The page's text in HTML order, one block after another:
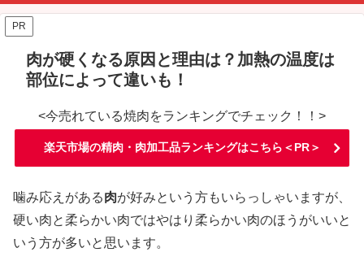
PR
肉が硬くなる原因と理由は？加熱の温度は
部位によって違いも！
<今売れている焼肉をランキングでチェック！！>
楽天市場の精肉・肉加工品ランキングはこちら＜PR＞
噛み応えがある肉が好みという方もいらっしゃいますが、
硬い肉と柔らかい肉ではやはり柔らかい肉のほうがいいと
いう方が多いと思います。